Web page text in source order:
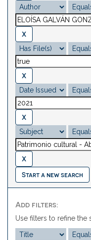
Start a new search
Add filters:
Use filters to refine the